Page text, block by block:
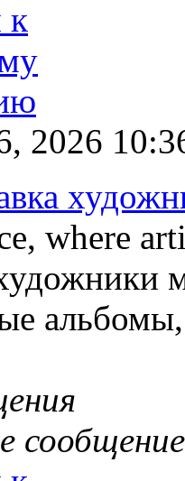
2026
where
альбомы,
сообщение